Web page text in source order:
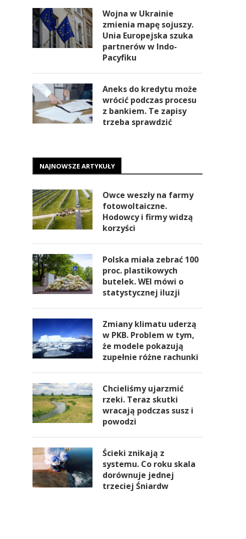
Wojna w Ukrainie
zmienia mapę sojuszy.
Unia Europejska szuka
partnerów w Indo-
Pacyfiku
Aneks do kredytu może
wrócić podczas procesu
z bankiem. Te zapisy
trzeba sprawdzić
NAJNOWSZE ARTYKUŁY
Owce weszły na farmy
fotowoltaiczne.
Hodowcy i firmy widzą
korzyści
Polska miała zebrać 100
proc. plastikowych
butelek. WEI mówi o
statystycznej iluzji
Zmiany klimatu uderzą
w PKB. Problem w tym,
że modele pokazują
zupełnie różne rachunki
Chcieliśmy ujarzmić
rzeki. Teraz skutki
wracają podczas susz i
powodzi
Ścieki znikają z
systemu. Co roku skala
dorównuje jednej
trzeciej Śniardw